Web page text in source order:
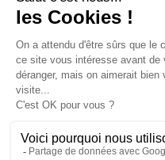
Fiches conseils
Insecte